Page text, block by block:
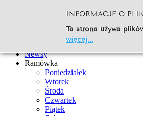
Go
Strona Główna
Newsy
Ramówka
Poniedziałek
Wtorek
Środa
Czwartek
Piątek
INFORMACJE O
Ta strona używa
więcej...